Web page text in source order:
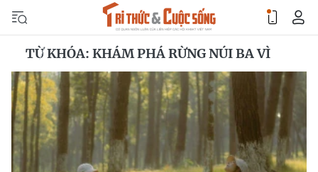
TỪ KHÓA: KHÁM PHÁ RỪNG NÚI BA VÌ